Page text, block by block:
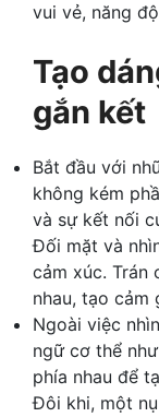
vui vẻ, năng
Tạo
gắn kết
Bắt đầu với
không kém
và sự kết nối
Đối mặt và
cảm xúc. Trán
nhau, tạo cảm
Ngoài việc
ngữ cơ thể
phía nhau để
Đôi khi, một